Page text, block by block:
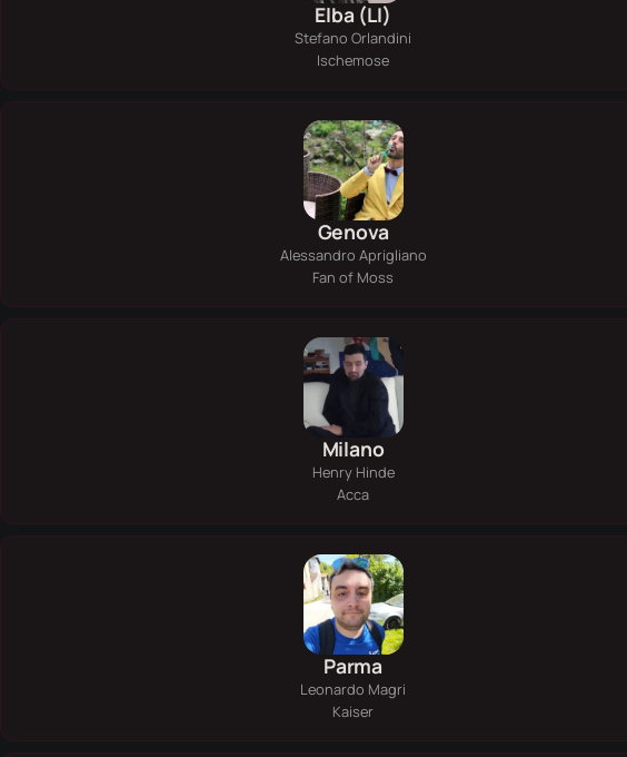
Elba (LI)
Stefano Orlandini
Ischemose
Genova
Alessandro Aprigliano
Fan of Moss
Milano
Henry Hinde
Acca
Parma
Leonardo Magri
Kaiser